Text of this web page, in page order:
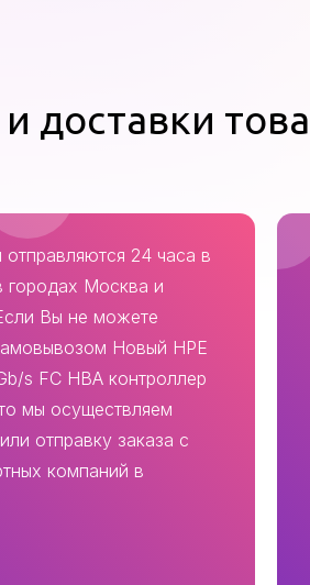
доставки
24 часа в
городах Москва и
Вы не можете
Новый HPE
s FC HBA контроллер
мы осуществляем
отправку заказа с
компаний в